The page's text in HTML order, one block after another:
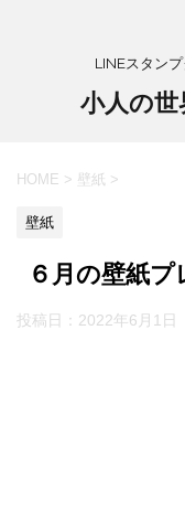
LINEスタン
小人の
HOME > 壁紙 >
壁紙
６月の壁紙
投稿日： 2022年6月1日